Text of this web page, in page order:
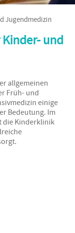
Jugendmedizin
und
allgemeinen
Früh- und
einige
Bedeutung. Im
die Kinderklinik